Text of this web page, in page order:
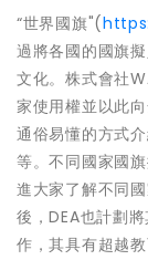
“世界國旗"(
過將各國的國旗
文化。株式會社
家使用權並以此
通俗易懂的方式
等。不同國家國
進大家了解不同
後，DEA也計劃
作，其具有超越